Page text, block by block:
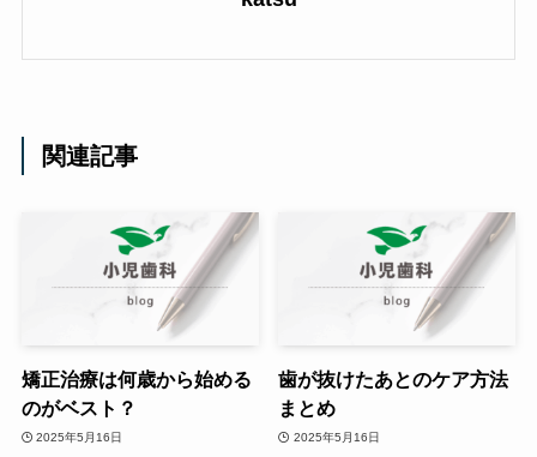
関連記事
矯正治療は何歳から始める
のがベスト？
2025年5月16日
歯が抜けたあとのケア方法
まとめ
2025年5月16日